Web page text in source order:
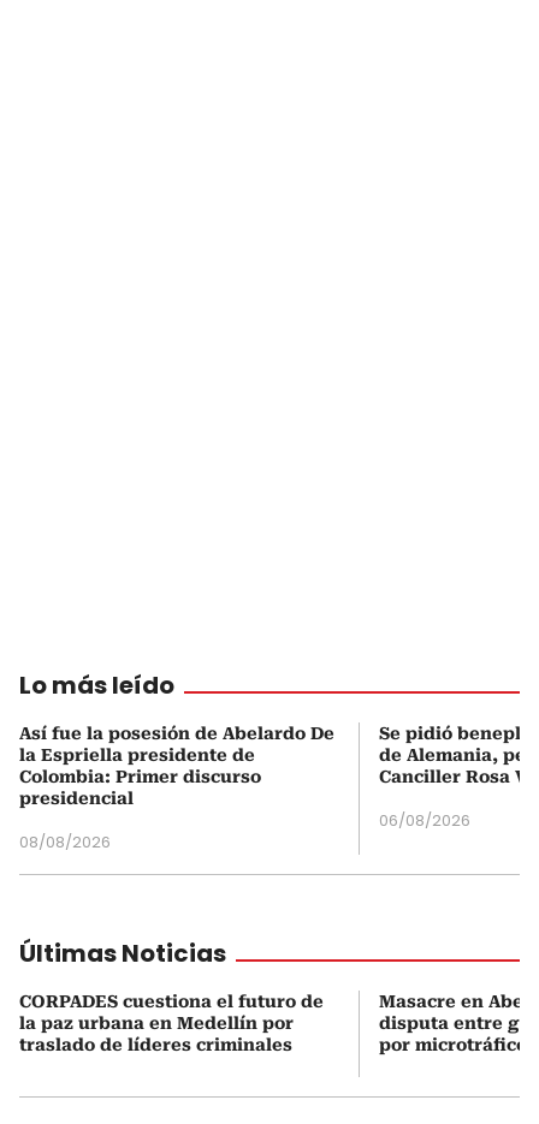
Lo más leído
Así fue la posesión de Abelardo De
la Espriella presidente de
Colombia: Primer discurso
presidencial
08/08/2026
Se pidió
de Alemania,
Canciller Rosa
06/08/2026
Últimas Noticias
CORPADES cuestiona el futuro de
la paz urbana en Medellín por
traslado de líderes criminales
Masacre en
disputa entre
por microtráfico